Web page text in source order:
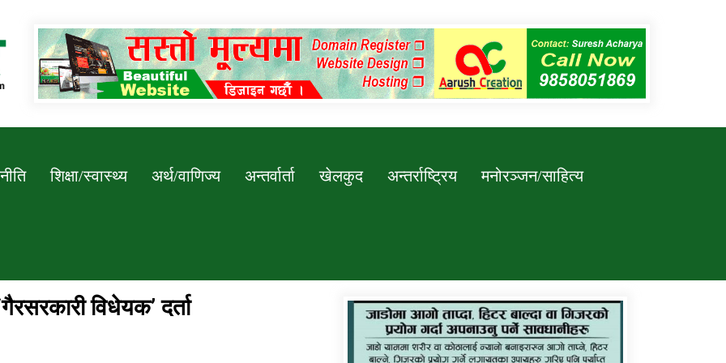
Newssarokar
शिक्षा/स्वास्थ्य अर्थ/वाणिज्य अन्तर्वार्ता खेलकुद अन्तर्राष्ट्रिय मनोरञ्जन/साहित्य
कर्णाली प्रविधि शिक्षालय जुम्लाको सुचना
विधेयक’ दर्ता